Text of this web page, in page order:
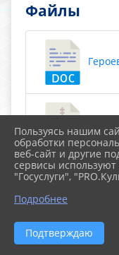
Файлы
У
Скачать все
Пользуясь нашим
обработки
веб-сайт и другие
сервисы
"Госуслуги",
Подробнее
Подтверждаю